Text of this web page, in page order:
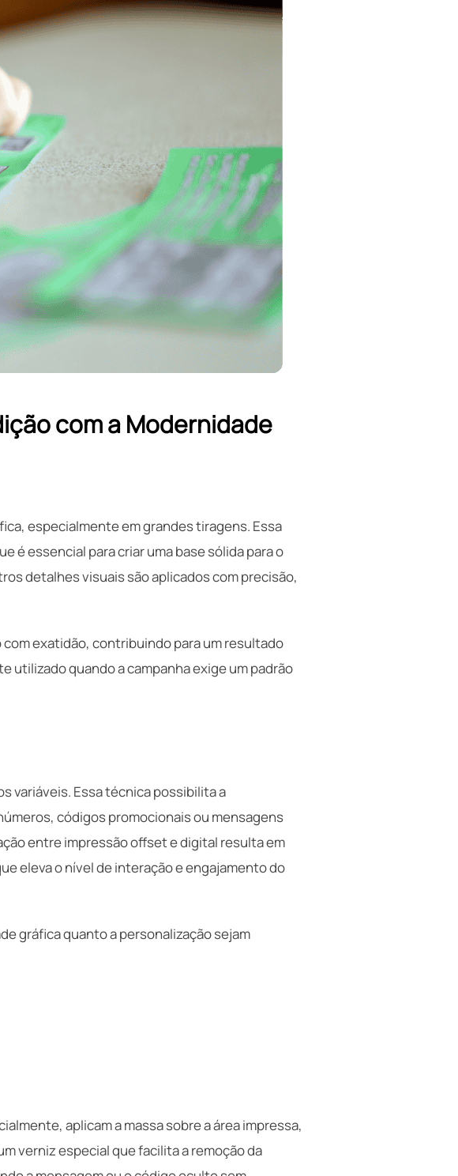
com a Modernidade
especialmente em grandes tiragens. Essa
é essencial para criar uma base sólida para o
detalhes visuais são aplicados com precisão,
exatidão, contribuindo para um resultado
quando a campanha exige um padrão
variáveis. Essa técnica possibilita a
códigos promocionais ou mensagens
entre impressão offset e digital resulta em
eleva o nível de interação e engajamento do
gráfica quanto a personalização sejam
aplicam a massa sobre a área impressa,
verniz especial que facilita a remoção da